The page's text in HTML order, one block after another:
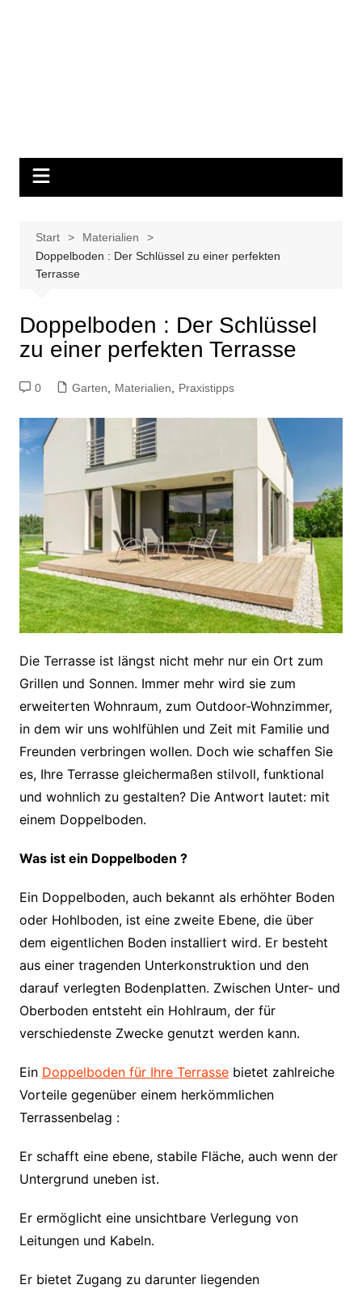
Start
Materialien
Doppelboden : Der Schlüssel zu einer perfekten
Terrasse
Doppelboden : Der Schlüssel
zu einer perfekten Terrasse
0 Garten Materialien Praxistipps
Die Terrasse ist längst nicht mehr nur ein Ort zum
Grillen und Sonnen. Immer mehr wird sie zum
erweiterten Wohnraum, zum Outdoor-Wohnzimmer,
in dem wir uns wohlfühlen und Zeit mit Familie und
Freunden verbringen wollen. Doch wie schaffen Sie
es, Ihre Terrasse gleichermaßen stilvoll, funktional
und wohnlich zu gestalten? Die Antwort lautet: mit
einem Doppelboden.
Was ist ein Doppelboden ?
Ein Doppelboden, auch bekannt als erhöhter Boden
oder Hohlboden, ist eine zweite Ebene, die über
dem eigentlichen Boden installiert wird. Er besteht
aus einer tragenden Unterkonstruktion und den
darauf verlegten Bodenplatten. Zwischen Unter- und
Oberboden entsteht ein Hohlraum, der für
verschiedenste Zwecke genutzt werden kann.
Ein Doppelboden für Ihre Terrassebietet zahlreiche
Vorteile gegenüber einem herkömmlichen
Terrassenbelag :
Er schafft eine ebene, stabile Fläche, auch wenn der
Untergrund uneben ist.
Er ermöglicht eine unsichtbare Verlegung von
Leitungen und Kabeln.
Er bietet Zugang zu darunter liegenden